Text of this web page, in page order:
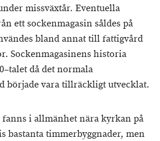
missväxtår. Eventuella
ett sockenmagasin såldes på
bland annat till fattigvård
Sockenmagasinens historia
då det normala
började vara tillräckligt utvecklat.
fanns i allmänhet nära kyrkan på
bastanta timmerbyggnader, men